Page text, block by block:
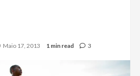
Maio 17, 2013 1 min read 3